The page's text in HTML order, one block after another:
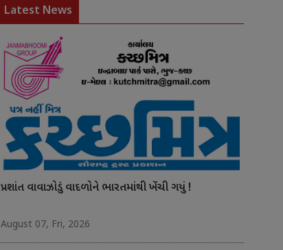
Latest News
પ્રશાંત વાવાઝોડું વાદળોને ભારતમાંથી ખેંચી ગયું !
August 07, Fri, 2026